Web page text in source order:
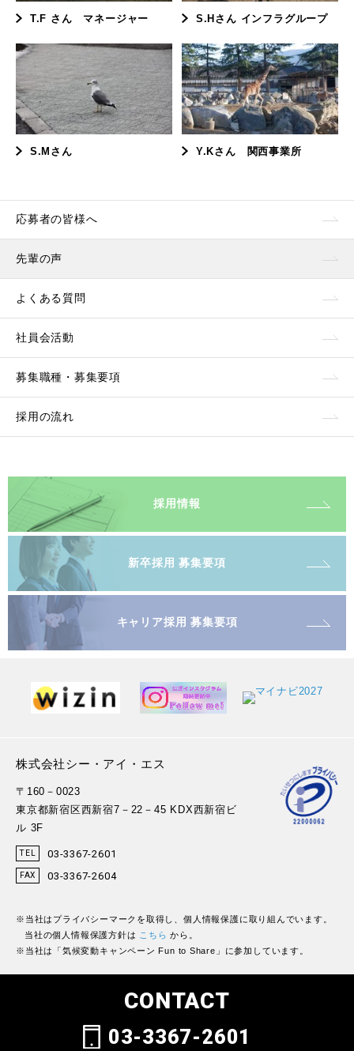
T.F さん マネージャー S.Hさん インフラグループ
S.Mさん Y.Kさん 関西事業所
応募者の皆様へ
先輩の声
よくある質問
社員会活動
募集職種・募集要項
採用の流れ
採用情報
新卒採用 募集要項
キャリア採用 募集要項
株式会社シー・アイ・エス
〒160－0023
東京都新宿区西新宿7－22－45 KDX西新宿ビ
ル 3F
TEL 03-3367-2601
FAX 03-3367-2604
※当社はプライバシーマークを取得し、個人情報保護に取り組んでいます。
当社の個人情報保護方針は こちらから。
※当社は「気候変動キャンペーン Fun to Share」に参加しています。
CONTACT
03-3367-2601